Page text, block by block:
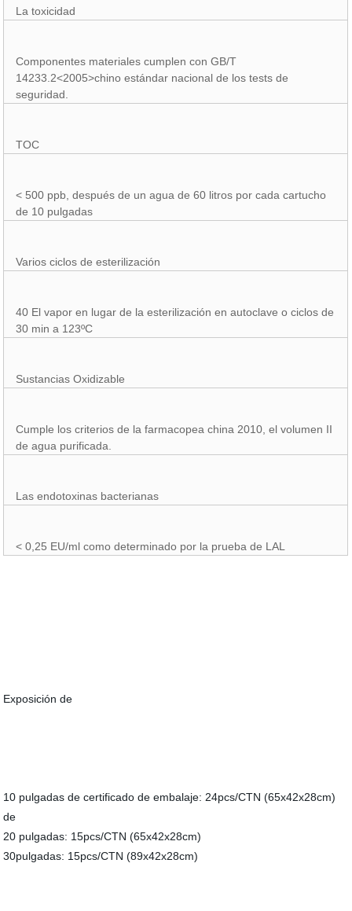
La toxicidad
Componentes materiales cumplen con GB/T
14233.2<2005>chino estándar nacional de los tests de
seguridad.
TOC
< 500 ppb, después de un agua de 60 litros por cada cartucho
de 10 pulgadas
Varios ciclos de esterilización
40 El vapor en lugar de la esterilización en autoclave o ciclos de
30 min a 123ºC
Sustancias Oxidizable
Cumple los criterios de la farmacopea china 2010, el volumen II
de agua purificada.
Las endotoxinas bacterianas
< 0,25 EU/ml como determinado por la prueba de LAL
Exposición de
10 pulgadas de certificado de embalaje: 24pcs/CTN (65x42x28cm)
de
20 pulgadas: 15pcs/CTN (65x42x28cm)
30pulgadas: 15pcs/CTN (89x42x28cm)